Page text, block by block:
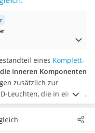
eines Komplett-
inneren Komponenten
zusätzlich zur
Leuchten, die in einem
Farbnuancen leuchten
Laut Online-Tests liegt